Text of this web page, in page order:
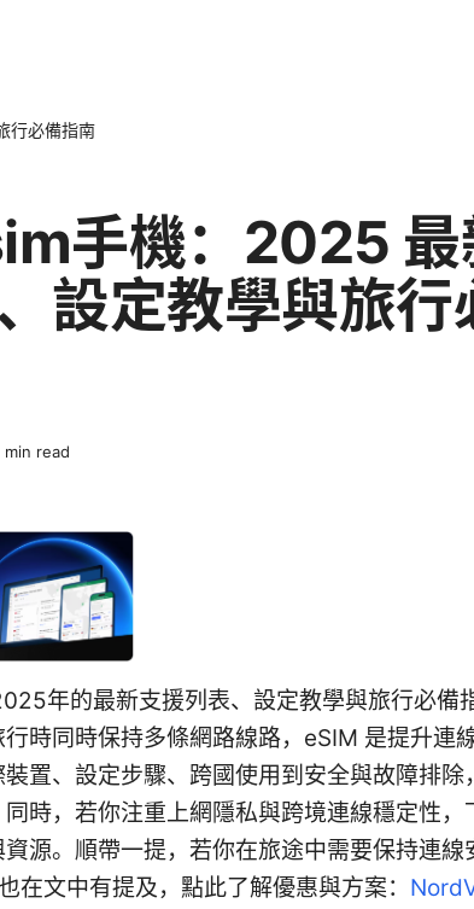
行必備指南
手機：2025 最
設定教學與旅行
min read
年的最新支援列表、設定教學與旅行必備
時同時保持多條網路線路，eSIM 是提升連
置、設定步驟、跨國使用到安全與故障排除
時，若你注重上網隱私與跨境連線穩定性，
源。順帶一提，若你在旅途中需要保持連線
在文中有提及，點此了解優惠與方案：